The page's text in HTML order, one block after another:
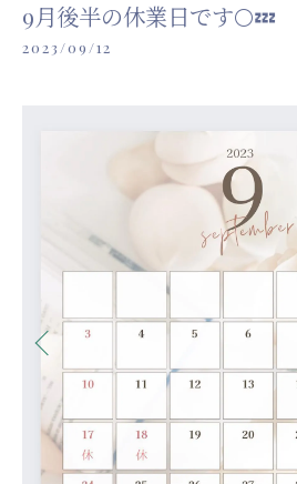
9月後半の休業日です🌕💤
2023/09/12